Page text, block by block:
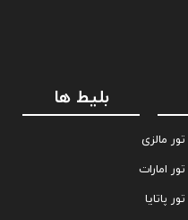
بلیط ها
تور مالزی
تور امارات
تور پاتایا